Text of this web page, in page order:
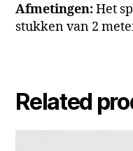
Afmetingen:Het
stukken van 2
Related